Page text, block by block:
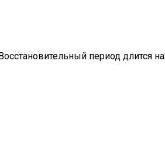
период длится на